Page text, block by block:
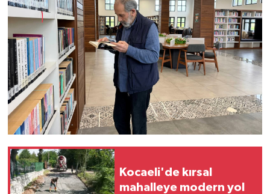
Kocaeli'de kırsal
mahalleye modern yol